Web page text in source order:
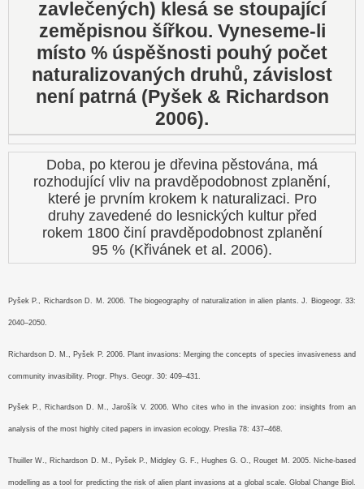
zavlečených) klesá se stoupající
zeměpisnou šířkou. Vyneseme-li
místo % úspěšnosti pouhý počet
naturalizovaných druhů, závislost
není patrná (Pyšek & Richardson
2006).
Doba, po kterou je dřevina pěstována, má
rozhodující vliv na pravděpodobnost zplanění,
které je prvním krokem k naturalizaci. Pro
druhy zavedené do lesnických kultur před
rokem 1800 činí pravděpodobnost zplanění
95 % (Křivánek et al. 2006).
Pyšek P., Richardson D. M. 2006. The biogeography of naturalization in alien plants. J. Biogeogr. 33:
2040–2050.
Richardson D. M., Pyšek P. 2006. Plant invasions: Merging the concepts of species invasiveness and
community invasibility. Progr. Phys. Geogr. 30: 409–431.
Pyšek P., Richardson D. M., Jarošík V. 2006. Who cites who in the invasion zoo: insights from an
analysis of the most highly cited papers in invasion ecology. Preslia 78: 437–468.
Thuiller W., Richardson D. M., Pyšek P., Midgley G. F., Hughes G. O., Rouget M. 2005. Niche-based
modelling as a tool for predicting the risk of alien plant invasions at a global scale. Global Change Biol.